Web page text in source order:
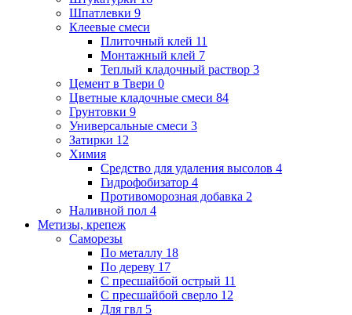
Шпатлевки 9
Клеевые смеси
Плиточный клей 11
Монтажный клей 7
Теплый кладочный раствор 3
Цемент в Твери 0
Цветные кладочные смеси 84
Грунтовки 9
Универсальные смеси 3
Затирки 12
Химия
Средство для удаления высолов 4
Гидрофобизатор 4
Противоморозная добавка 2
Наливной пол 4
Метизы, крепеж
Саморезы
По металлу 18
По дереву 17
С пресшайбой острый 11
С пресшайбой сверло 12
Для гвл 5